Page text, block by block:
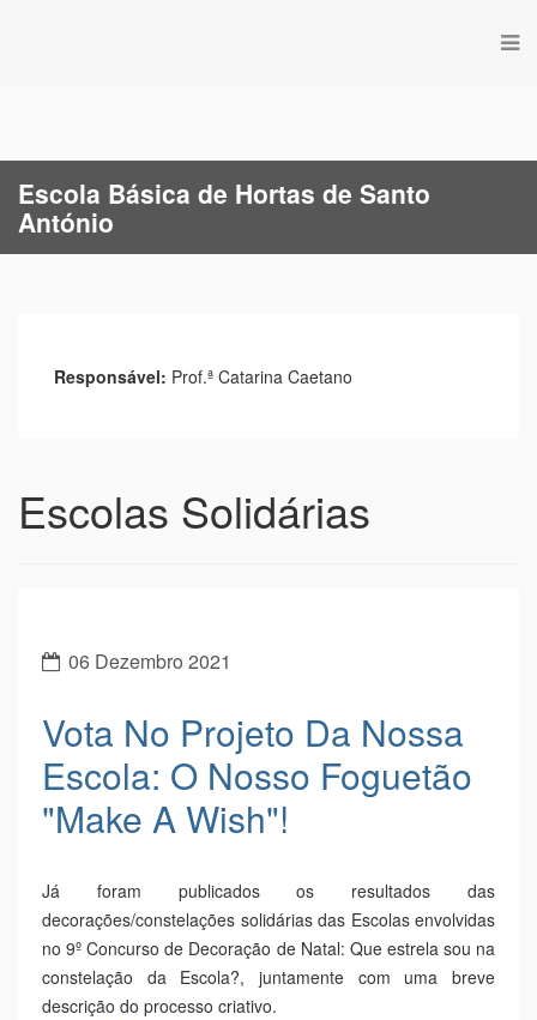
Escola Básica de Hortas de Santo
António
Responsável: Prof.ª Catarina Caetano
Escolas Solidárias
06 Dezembro 2021
Vota No Projeto Da Nossa
Escola: O Nosso Foguetão
"Make A Wish"!
Já foram publicados os resultados das
decorações/constelações solidárias das Escolas envolvidas
no 9º Concurso de Decoração de Natal: Que estrela sou na
constelação da Escola?, juntamente com uma breve
descrição do processo criativo.